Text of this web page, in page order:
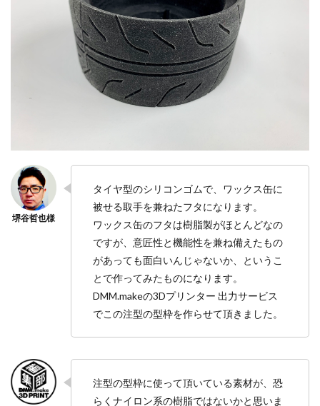
タイヤ型のシリコンゴムで、ワックス缶に
被せる取手を兼ねたフタになります。
ワックス缶のフタは樹脂製がほとんどなの
ですが、意匠性と機能性を兼ね備えたもの
があっても面白いんじゃないか、というこ
とで作ってみたものになります。
DMM.makeの3Dプリンター 出力サービス
でこの注型の型枠を作らせて頂きました。
注型の型枠に使って頂いている素材が、恐
らくナイロン系の樹脂ではないかと思いま